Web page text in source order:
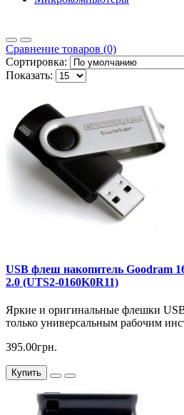
Сравнение товаров (0)
Сортировка:
Показать:
USB флеш накопитель Goodram
2.0 (UTS2-0160K0R11)
Яркие и оригинальные флешки
только универсальным рабочим
395.00грн.
Купить